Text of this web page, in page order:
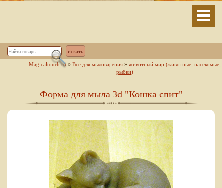
Magicaltouch.ru » Все для мыловарения » животный мир (животные, насекомые,
рыбки)
Форма для мыла 3d "Кошка спит"